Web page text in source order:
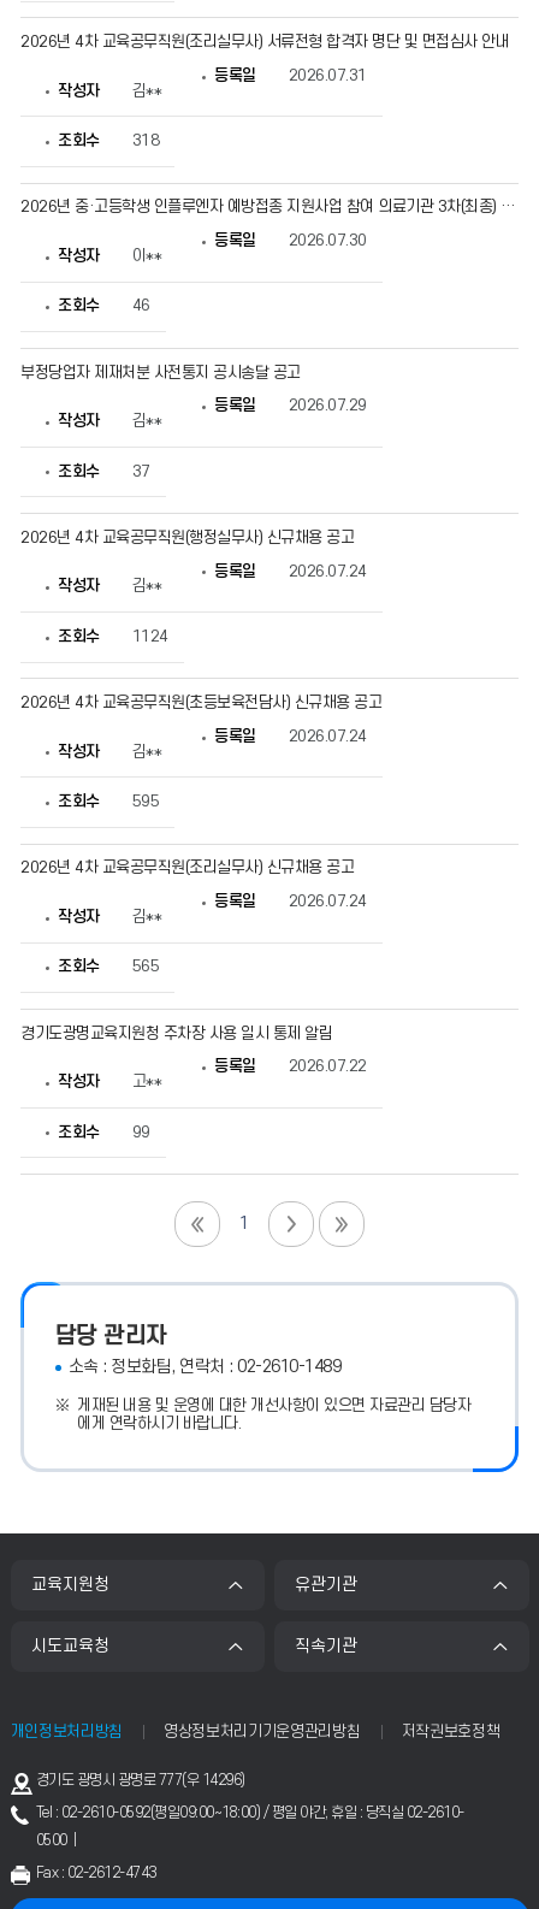
인
할
수
2026년 4차 교육공무직원(조리실무사) 서류전형 합격자 명단 및 면접심사 안내
작성자 김**
등록일 2026.07.31
조회수 318
2026년 중·고등학생 인플루엔자 예방접종 지원사업 참여 의료기관 3차(최종) 추가 공모 안내
작성자 이**
등록일 2026.07.30
조회수 46
부정당업자 제재처분 사전통지 공시송달 공고
작성자 김**
등록일 2026.07.29
조회수 37
2026년 4차 교육공무직원(행정실무사) 신규채용 공고
작성자 김**
등록일 2026.07.24
조회수 1124
2026년 4차 교육공무직원(초등보육전담사) 신규채용 공고
작성자 김**
등록일 2026.07.24
조회수 595
2026년 4차 교육공무직원(조리실무사) 신규채용 공고
작성자 김**
등록일 2026.07.24
조회수 565
경기도광명교육지원청 주차장 사용 일시 통제 알림
작성자 고**
등록일 2026.07.22
조회수 99
1
담당 관리자
소속 : 정보화팀, 연락처 : 02-2610-1489
게재된 내용 및 운영에 대한 개선사항이 있으면 자료관리 담당자
에게 연락하시기 바랍니다.
교육지원청 유관기관
시도교육청 직속기관
개인정보처리방침 영상정보처리기기운영관리방침 저작권보호정책
주
소
경기도 광명시 광명로 777(우 14296)
Tel : 02-2610-0592(평일09:00~18:00) / 평일 야간, 휴일 : 당직실 02-2610-
0500 |
Fax : 02-2612-4743